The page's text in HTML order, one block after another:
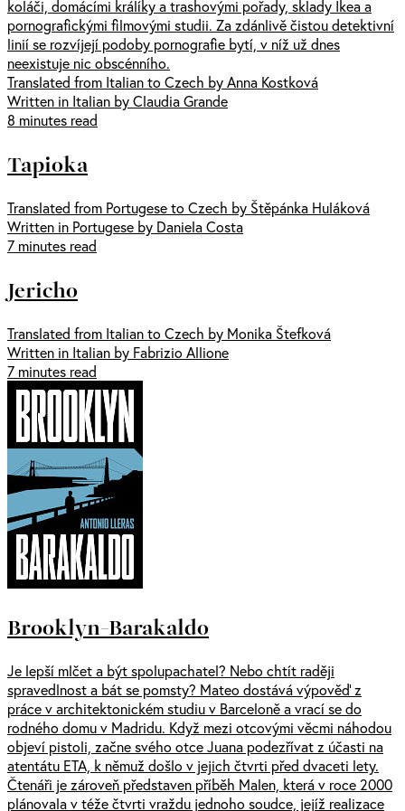
koláči, domácími králíky a trashovými pořady, sklady Ikea a
pornografickými filmovými studii. Za zdánlivě čistou detektivní
linií se rozvíjejí podoby pornografie bytí, v níž už dnes
neexistuje nic obscénního.
Translated from Italian to Czech by Anna Kostková
Written in Italian by Claudia Grande
8 minutes read
Tapioka
Translated from Portugese to Czech by Štěpánka Huláková
Written in Portugese by Daniela Costa
7 minutes read
Jericho
Translated from Italian to Czech by Monika Štefková
Written in Italian by Fabrizio Allione
7 minutes read
Brooklyn-Barakaldo
Je lepší mlčet a být spolupachatel? Nebo chtít raději
spravedlnost a bát se pomsty? Mateo dostává výpověď z
práce v architektonickém studiu v Barceloně a vrací se do
rodného domu v Madridu. Když mezi otcovými věcmi náhodou
objeví pistoli, začne svého otce Juana podezřívat z účasti na
atentátu ETA, k němuž došlo v jejich čtvrti před dvaceti lety.
Čtenáři je zároveň představen příběh Malen, která v roce 2000
plánovala v téže čtvrti vraždu jednoho soudce, jejíž realizace